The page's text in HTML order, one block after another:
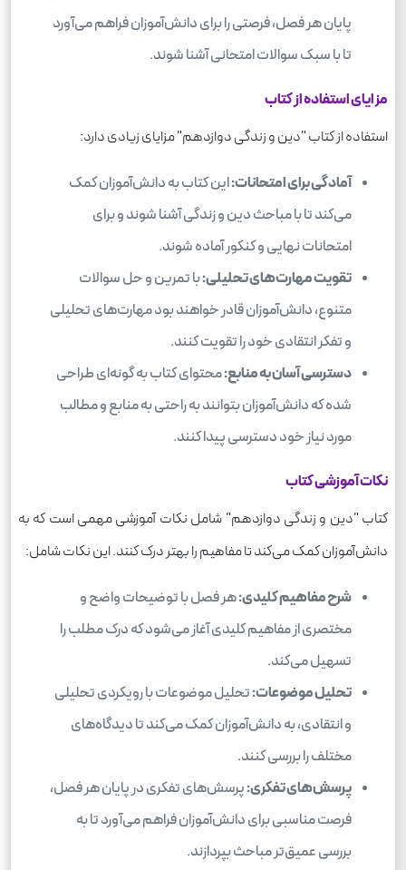
پایان هر فصل، فرصتی را برای دانش‌آموزان فراهم می‌آورد
تا با سبک سوالات امتحانی آشنا شوند.
مزایای استفاده از کتاب
استفاده از کتاب "دین و زندگی دوازدهم" مزایای زیادی دارد:
آمادگی برای امتحانات:این کتاب به دانش‌آموزان کمک
می‌کند تا با مباحث دین و زندگی آشنا شوند و برای
امتحانات نهایی و کنکور آماده شوند.
تقویت مهارت‌های تحلیلی:با تمرین و حل سوالات
متنوع، دانش‌آموزان قادر خواهند بود مهارت‌های تحلیلی
و تفکر انتقادی خود را تقویت کنند.
دسترسی آسان به منابع:محتوای کتاب به گونه‌ای طراحی
شده که دانش‌آموزان بتوانند به راحتی به منابع و مطالب
مورد نیاز خود دسترسی پیدا کنند.
نکات آموزشی کتاب
کتاب "دین و زندگی دوازدهم" شامل نکات آموزشی مهمی است که به
دانش‌آموزان کمک می‌کند تا مفاهیم را بهتر درک کنند. این نکات شامل:
شرح مفاهیم کلیدی:هر فصل با توضیحات واضح و
مختصری از مفاهیم کلیدی آغاز می‌شود که درک مطلب را
تسهیل می‌کند.
تحلیل موضوعات:تحلیل موضوعات با رویکردی تحلیلی
و انتقادی، به دانش‌آموزان کمک می‌کند تا دیدگاه‌های
مختلف را بررسی کنند.
پرسش‌های تفکری:پرسش‌های تفکری در پایان هر فصل،
فرصت مناسبی برای دانش‌آموزان فراهم می‌آورد تا به
بررسی عمیق‌تر مباحث بپردازند.